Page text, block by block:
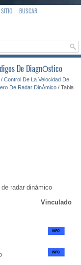
BUSCAR
De DiagnÓstico
/ Control De La Velocidad De
De Radar DinÁmico / Tabla
radar dinámico
Vinculado